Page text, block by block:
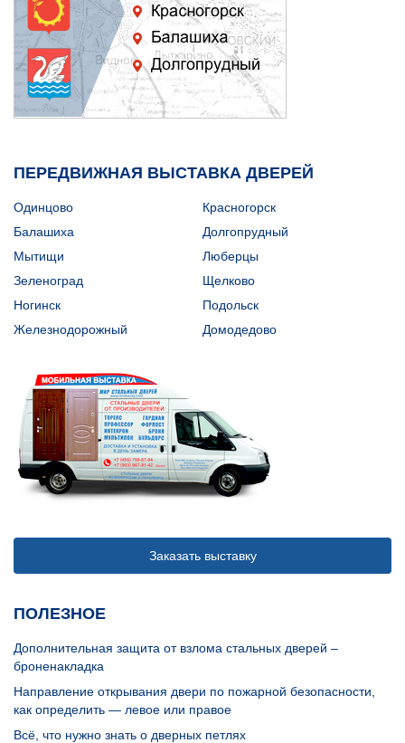
ПЕРЕДВИЖНАЯ ВЫСТАВКА ДВЕРЕЙ
Одинцово
Красногорск
Балашиха
Долгопрудный
Мытищи
Люберцы
Зеленоград
Щелково
Ногинск
Подольск
Железнодорожный
Домодедово
Заказать выставку
ПОЛЕЗНОЕ
Дополнительная защита от взлома стальных дверей –
броненакладка
Направление открывания двери по пожарной безопасности,
как определить — левое или правое
Всё, что нужно знать о дверных петлях